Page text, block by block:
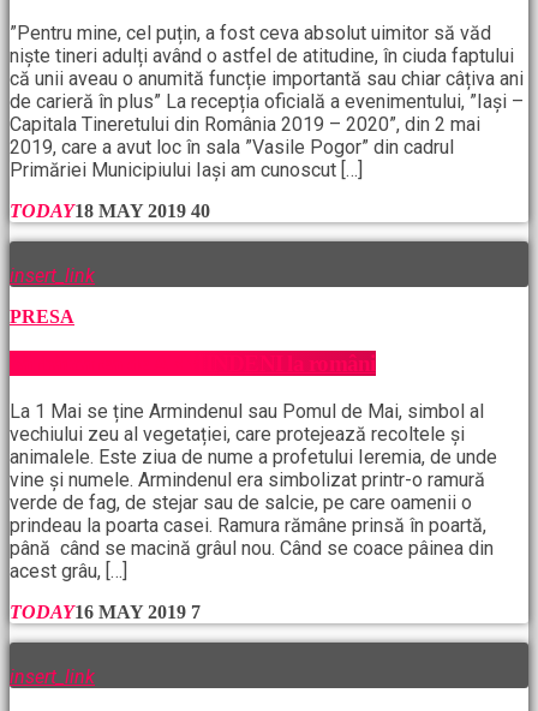
”Pentru mine, cel puțin, a fost ceva absolut uimitor să văd
niște tineri adulți având o astfel de atitudine, în ciuda faptului
că unii aveau o anumită funcție importantă sau chiar câțiva ani
de carieră în plus” La recepția oficială a evenimentului, ”Iași –
Capitala Tineretului din România 2019 – 2020”, din 2 mai
2019, care a avut loc în sala ”Vasile Pogor” din cadrul
Primăriei Municipiului Iași am cunoscut […]
TODAY18 MAY 2019 40
insert_link
PRESA
Sărbătoarea de ARMINDENI la români
La 1 Mai se ține Armindenul sau Pomul de Mai, simbol al
vechiului zeu al vegetației, care protejează recoltele și
animalele. Este ziua de nume a profetului Ieremia, de unde
vine și numele. Armindenul era simbolizat printr-o ramură
verde de fag, de stejar sau de salcie, pe care oamenii o
prindeau la poarta casei. Ramura rămâne prinsă în poartă,
până când se macină grâul nou. Când se coace pâinea din
acest grâu, […]
TODAY16 MAY 2019 7
insert_link